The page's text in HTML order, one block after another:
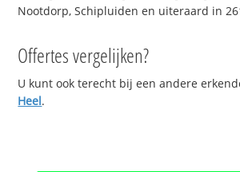
Nootdorp, Schipluiden en uiteraard in
Offertes vergelijken?
U kunt ook terecht bij een andere
Heel.